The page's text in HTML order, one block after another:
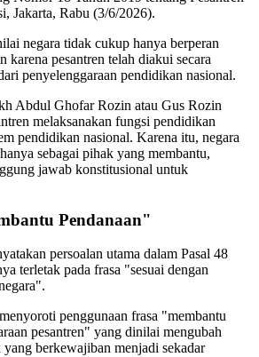
Jakarta, Rabu (3/6/2026).
negara tidak cukup hanya berperan
karena pesantren telah diakui secara
penyelenggaraan pendidikan nasional.
Abdul Ghofar Rozin atau Gus Rozin
melaksanakan fungsi pendidikan
pendidikan nasional. Karena itu, negara
sebagai pihak yang membantu,
jawab konstitusional untuk
Pendanaan"
persoalan utama dalam Pasal 48
terletak pada frasa "sesuai dengan
penggunaan frasa "membantu
pesantren" yang dinilai mengubah
berkewajiban menjadi sekadar